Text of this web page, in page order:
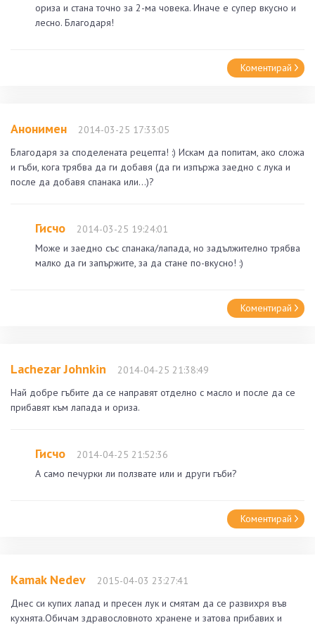
ориза и стана точно за 2-ма човека. Иначе е супер вкусно и
лесно. Благодаря!
Коментирай
Анонимен
2014-03-25 17:33:05
Благодаря за споделената рецепта! :) Искам да попитам, ако сложа
и гъби, кога трябва да ги добавя (да ги изпържа заедно с лука и
после да добавя спанака или...)?
Гисчо
2014-03-25 19:24:01
Може и заедно със спанака/лапада, но задължително трябва
малко да ги запържите, за да стане по-вкусно! :)
Коментирай
Lachezar Johnkin
2014-04-25 21:38:49
Най добре гъбите да се направят отделно с масло и после да се
прибавят към лапада и ориза.
Гисчо
2014-04-25 21:52:36
А само печурки ли ползвате или и други гъби?
Коментирай
Kamak Nedev
2015-04-03 23:27:41
Днес си купих лапад и пресен лук и смятам да се развихря във
кухнята.Обичам здравословното хранене и затова прибавих и